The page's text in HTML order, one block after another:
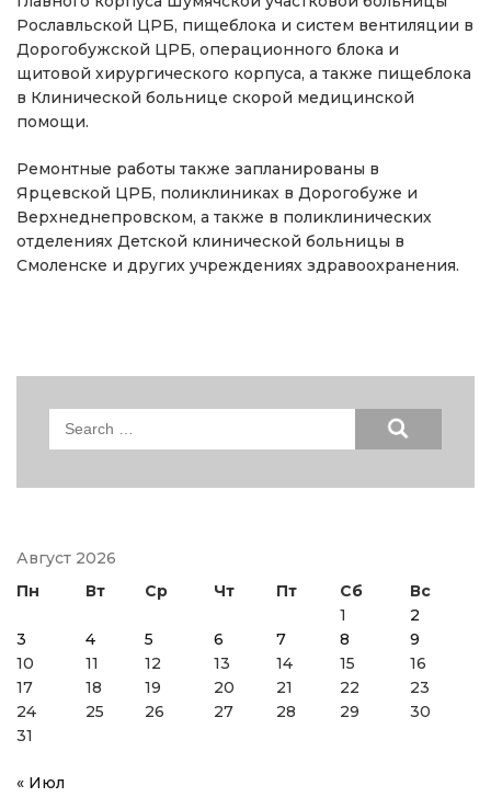
Рославльской ЦРБ, пищеблока и систем вентиляции в
Дорогобужской ЦРБ, операционного блока и
щитовой хирургического корпуса, а также пищеблока
в Клинической больнице скорой медицинской
помощи.
Ремонтные работы также запланированы в
Ярцевской ЦРБ, поликлиниках в Дорогобуже и
Верхнеднепровском, а также в поликлинических
отделениях Детской клинической больницы в
Смоленске и других учреждениях здравоохранения.
Search
Август 2026
Пн
Вт Ср Чт Пт Сб
Вс
1
2
3
4 5 6 7 8
9
10
11 12 13 14 15
16
17
18 19 20 21 22
23
24
25 26 27 28 29
30
31
« Июл